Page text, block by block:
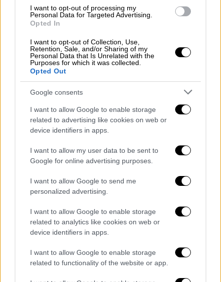
I want to opt-out of processing my
Personal Data for Targeted Advertising.
Opted In
I want to opt-out of Collection, Use,
Retention, Sale, and/or Sharing of my
Personal Data that Is Unrelated with the
Purposes for which it was collected.
Opted Out
Google consents
I want to allow Google to enable storage
related to advertising like cookies on web or
device identifiers in apps.
I want to allow my user data to be sent to
Google for online advertising purposes.
I want to allow Google to send me
personalized advertising.
I want to allow Google to enable storage
related to analytics like cookies on web or
device identifiers in apps.
I want to allow Google to enable storage
related to functionality of the website or app.
POPULAR VIDEOS
Ώρα Ελλάδος...|10.08.2026 12:18
Ώρα Ελλάδος 10/08/2026